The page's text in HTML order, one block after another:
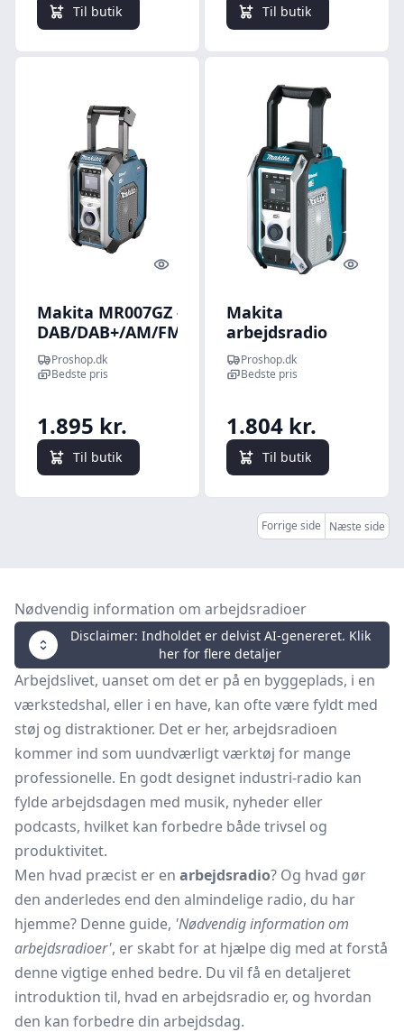
Til butik Til butik
Quick look
Makita MR007GZ -
DAB/DAB+/AM/FM
- Stereo
Proshop.dk
Bedste pris
1.895 kr.
Til butik
Quick
Makita
arbejdsradio
bluetooth/dab+
dmr115 -
Proshop.dk
Bedste pris
1.804 kr.
Til butik
Forrige side Næste side
Nødvendig information om arbejdsradioer
Disclaimer: Indholdet er delvist AI-genereret. Klik
her for flere detaljer
Arbejdslivet, uanset om det er på en byggeplads, i en
værkstedshal, eller i en have, kan ofte være fyldt med
støj og distraktioner. Det er her, arbejdsradioen
kommer ind som uundværligt værktøj for mange
professionelle. En godt designet industri-radio kan
fylde arbejdsdagen med musik, nyheder eller
podcasts, hvilket kan forbedre både trivsel og
produktivitet.
Men hvad præcist er en arbejdsradio? Og hvad gør
den anderledes end den almindelige radio, du har
hjemme? Denne guide, 'Nødvendig information om
arbejdsradioer', er skabt for at hjælpe dig med at forstå
denne vigtige enhed bedre. Du vil få en detaljeret
introduktion til, hvad en arbejdsradio er, og hvordan
den kan forbedre din arbejdsdag.